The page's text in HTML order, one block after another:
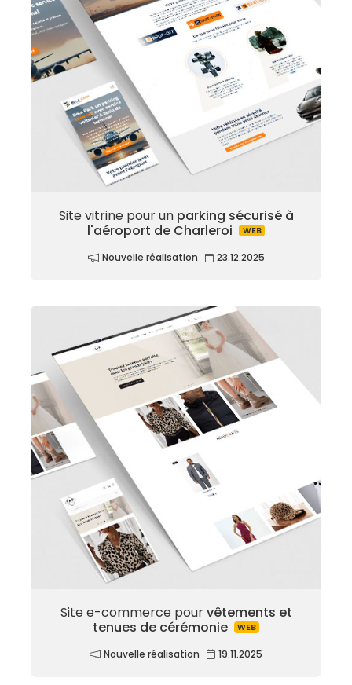
Site vitrine pour un parking sécurisé à
l'aéroport de Charleroi
WEB
Nouvelle réalisation 23.12.2025
Site e-commerce pourvêtements et
tenues de cérémonie
WEB
Nouvelle réalisation 19.11.2025